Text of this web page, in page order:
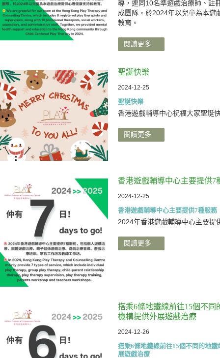
導，連同10名準遊戲治療師、註
成團隊，於2024年以兒童為本遊
教育。
閱讀更多
聖誕快樂
2024-12-25
聖誕快樂
香港遊戲輔導中心祝福大家聖誕
閱讀更多
香港遊戲輔導中心主要提供7
2024-12-25
香港遊戲輔導中心主要提供7種服務
2024年香港遊戲輔導中心主要提
閱讀更多
搭乘6條地鐵線前往15個不同
機構提供外展遊戲治療
2024-12-26
搭乘6條地鐵線前往15個不同的地
展遊戲治療